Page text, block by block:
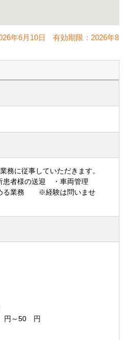
年6月10日 有効期限： 2026年8
務に従事していただきます。
患者様の送迎 ・車両管理
る業務 ※経験は問いませ
～50 円